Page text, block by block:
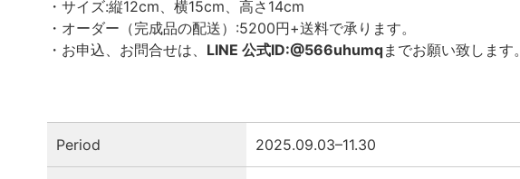
・サイズ:縦12cm、横15cm、高さ14cm⁡
・オーダー（完成品の配送）:5200円+送料で承ります。⁡
・お申込、お問合せは、 LINE 公式ID:@566uhumqまでお願い致します。⁡
Period 2025.09.03–11.30